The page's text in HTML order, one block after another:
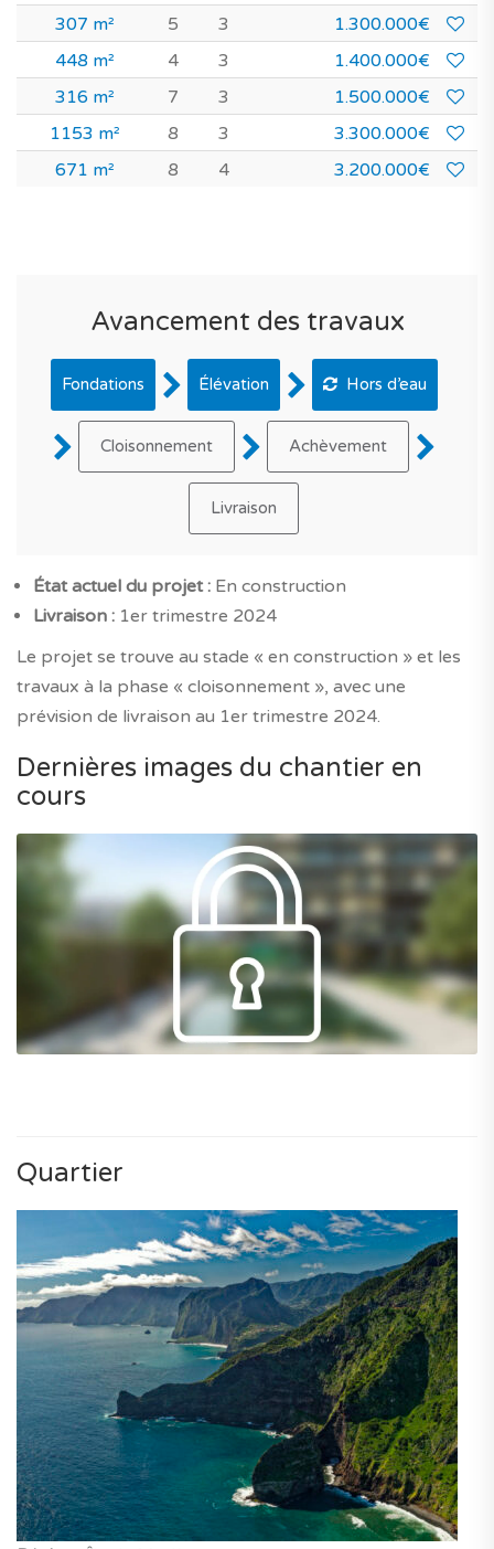
307 m²
5 3
1.300.000€
448 m²
4 3
1.400.000€
316 m²
7 3
1.500.000€
1153 m²
8 3
3.300.000€
671 m²
8 4 3.200.000€
Avancement des travaux
Fondations Élévation Hors d’eau
Cloisonnement Achèvement
Livraison
État actuel du projet : En construction
Livraison : 1er trimestre 2024
Le projet se trouve au stade « en construction » et les
travaux à la phase « cloisonnement », avec une
prévision de livraison au 1er trimestre 2024.
Dernières images du chantier en
cours
Quartier